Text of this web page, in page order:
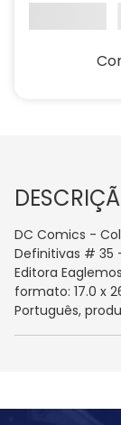
DC Comics -
Definitivas # 35
Editora
formato: 17.0 x
Português,